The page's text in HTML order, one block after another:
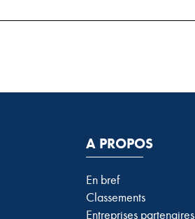
A PROPOS
En bref
Classements
Entreprises partenaires